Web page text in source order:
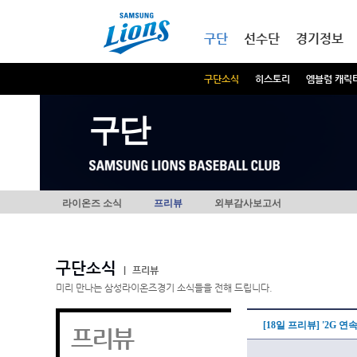
구단
구단소식 히스토리 엠블럼 캐릭
선수단 경기정보
구단
라이온즈 소식 프리뷰 외부감사보고서
구단소식
프리뷰
미리 만나는 삼성라이온즈경기 소식들을 전해 드립니다.
프리뷰 [18일 프리뷰] '2G 연